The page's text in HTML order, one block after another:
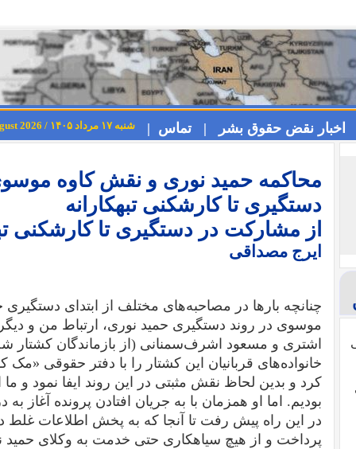
اخبار نقض حقوق بشر | تماس | شنبه ۱۷ مرداد ۱۴۰۵ / Saturday 8th August 2026
محاکمه حمید نوری و نقش کاوه
دستگیری تا کارشکنی تبهکارانه
از مشارکت در دستگیری تا کارشکنی
ایرج مصداقی
چنانچه بارها در مصاحبه‌های مختلف از ابتدای دستگیری
موسوی در روند دستگیری حمید نوری، ارتباط من و دیگر
اشتری و مسعود اشرف‌سمنانی (از بازماندگان کشتار
کرد و بدین لحاظ نقش مثبتی در این روند ایفا نمود و ما
بودیم. اما او همزمان با به جریان افتادن پرونده آغاز
در این راه پیش رفت تا آنجا که به پخش اطلاعات غلط
پرداخت و از هیچ سیاهکاری حتی خدمت به وکلای حمید